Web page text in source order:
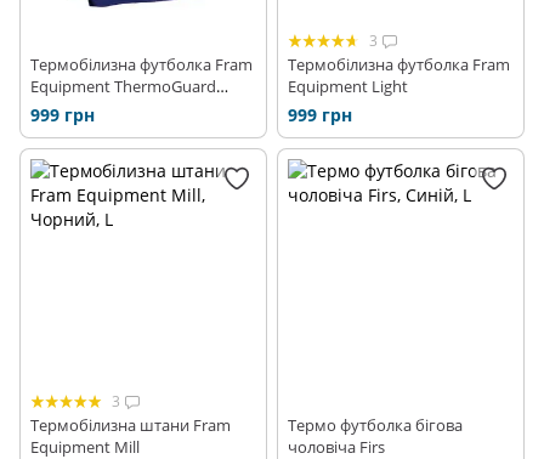
Термобілизна футболка Fram
Equipment ThermoGuard
Prolen Long
999 грн
3
Термобілизна футболка Fram
Equipment Light
999 грн
3
Термобілизна штани Fram
Equipment Mill
Термо футболка бігова
чоловіча Firs